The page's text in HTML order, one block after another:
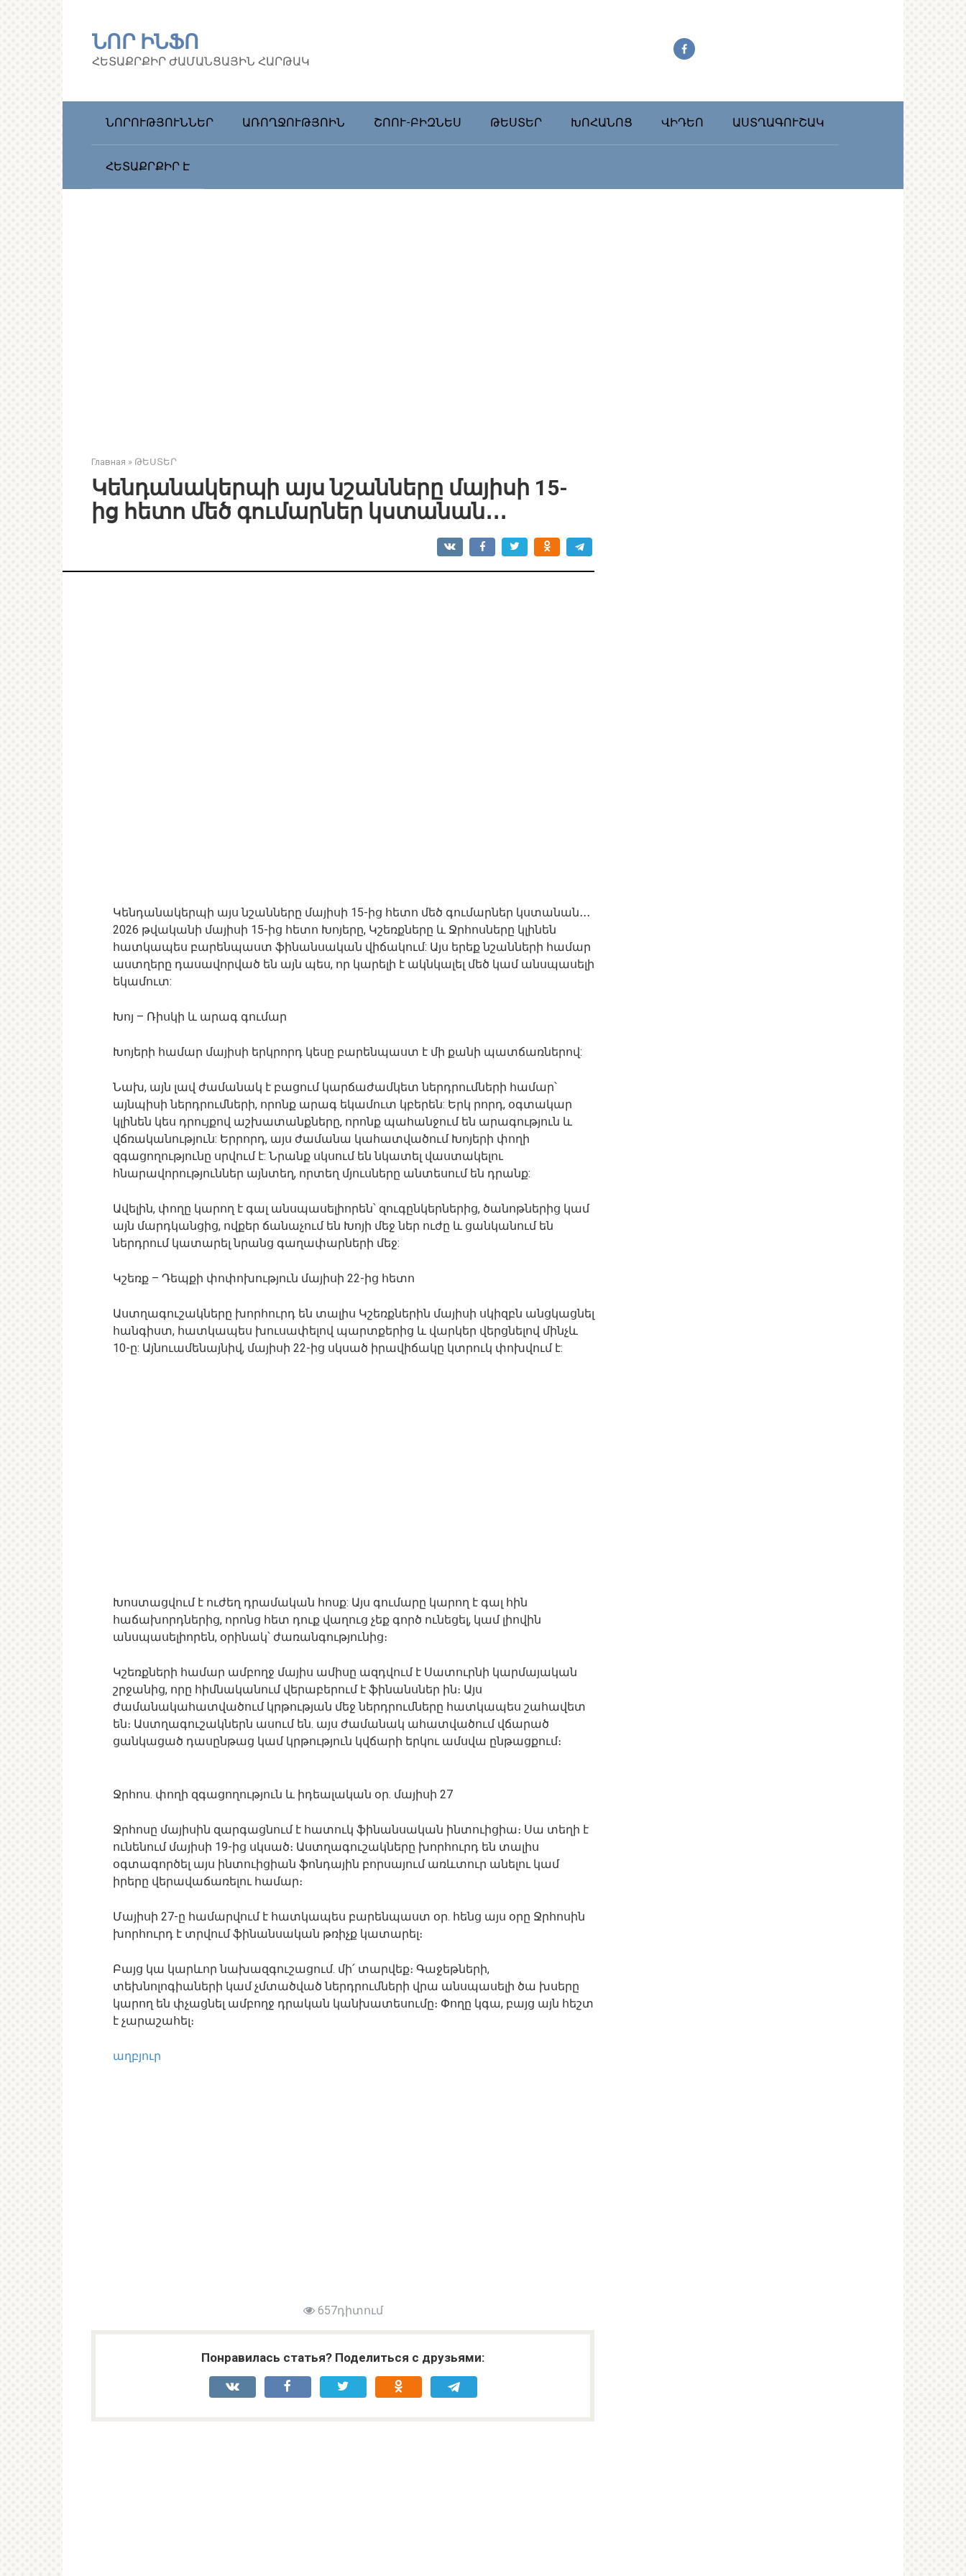
ՆՈՐ ԻՆՖՈ
ՀԵՏԱՔՐՔԻՐ ԺԱՄԱՆՑԱՅԻՆ ՀԱՐԹԱԿ
ՆՈՐՈՒԹՅՈՒՆՆԵՐ ԱՌՈՂՋՈՒԹՅՈԻՆ ՇՈՈՒ-ԲԻԶՆԵՍ ԹԵՍՏԵՐ ԽՈՀԱՆՈՑ ՎԻԴԵՈ ԱՍՏՂԱԳՈՒՇԱԿ
ՀԵՏԱՔՐՔԻՐ Է
Главная » ԹԵՍՏԵՐ
Կենդանակերպի այս նշանները մայիսի 15-
ից հետո մեծ գումարներ կստանան․․․
Կենդանակերպի այս նշանները մայիսի 15-ից հետո մեծ գումարներ կստանան․․․
2026 թվականի մայիսի 15-ից հետո Խոյերը, Կշեռքները և Ջրհոսները կլինեն
հատկապես բարենպաստ ֆինանսական վիճակում: Այս երեք նշանների համար
աստղերը դասավորված են այն պես, որ կարելի է ակնկալել մեծ կամ անսպասելի
եկամուտ:
Խոյ – Ռիսկի և արագ գումար
Խոյերի համար մայիսի երկրորդ կեսը բարենպաստ է մի քանի պատճառներով:
Նախ, այն լավ ժամանակ է բացում կարճաժամկետ ներդրումների համար՝
այնպիսի ներդրումների, որոնք արագ եկամուտ կբերեն: Երկ րորդ, օգտակար
կլինեն կես դրույքով աշխատանքները, որոնք պահանջում են արագություն և
վճռականություն: Երրորդ, այս ժամանա կահատվածում Խոյերի փողի
զգացողությունը սրվում է: Նրանք սկսում են նկատել վաստակելու
հնարավորություններ այնտեղ, որտեղ մյուսները անտեսում են դրանք:
Ավելին, փողը կարող է գալ անսպասելիորեն՝ զուգընկերներից, ծանոթներից կամ
այն ​​մարդկանցից, ովքեր ճանաչում են Խոյի մեջ ներ ուժը և ցանկանում են
ներդրում կատարել նրանց գաղափարների մեջ:
Կշեռք – Դեպքի փոփոխություն մայիսի 22-ից հետո
Աստղագուշակները խորհուրդ են տալիս Կշեռքներին մայիսի սկիզբն անցկացնել
հանգիստ, հատկապես խուսափելով պարտքերից և վարկեր վերցնելով մինչև
10-ը: Այնուամենայնիվ, մայիսի 22-ից սկսած իրավիճակը կտրուկ փոխվում է:
Խոստացվում է ուժեղ դրամական հոսք: Այս գումարը կարող է գալ հին
հաճախորդներից, որոնց հետ դուք վաղուց չեք գործ ունեցել, կամ լիովին
անսպասելիորեն, օրինակ՝ ժառանգությունից։
Կշեռքների համար ամբողջ մայիս ամիսը ազդվում է Սատուրնի կարմայական
շրջանից, որը հիմնականում վերաբերում է ֆինանսներ ին։ Այս
ժամանակահատվածում կրթության մեջ ներդրումները հատկապես շահավետ
են։ Աստղագուշակներն ասում են. այս ժամանակ ահատվածում վճարած
ցանկացած դասընթաց կամ կրթություն կվճարի երկու ամսվա ընթացքում։
Ջրհոս. փողի զգացողություն և իդեալական օր. մայիսի 27
Ջրհոսը մայիսին զարգացնում է հատուկ ֆինանսական ինտուիցիա։ Սա տեղի է
ունենում մայիսի 19-ից սկսած։ Աստղագուշակները խորհուրդ են տալիս
օգտագործել այս ինտուիցիան ֆոնդային բորսայում առևտուր անելու կամ
իրերը վերավաճառելու համար։
Մայիսի 27-ը համարվում է հատկապես բարենպաստ օր. հենց այս օրը Ջրհոսին
խորհուրդ է տրվում ֆինանսական թռիչք կատարել։
Բայց կա կարևոր նախազգուշացում. մի՛ տարվեք։ Գաջեթների,
տեխնոլոգիաների կամ չմտածված ներդրումների վրա անսպասելի ծա խսերը
կարող են փչացնել ամբողջ դրական կանխատեսումը։ Փողը կգա, բայց այն հեշտ
է չարաշահել։
աղբյուր
657դիտում
Понравилась статья? Поделиться с друзьями: